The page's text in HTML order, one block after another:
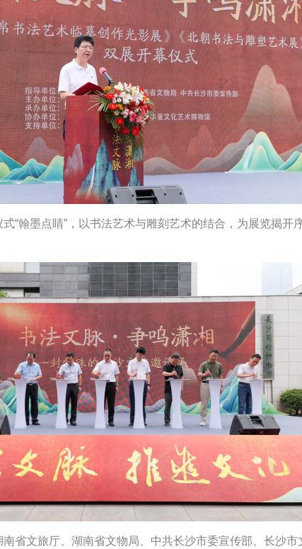
“翰墨点睛”，以书法艺术与雕刻艺术的结合，为展览揭开
省文旅厅、湖南省文物局、中共长沙市委宣传部、长沙